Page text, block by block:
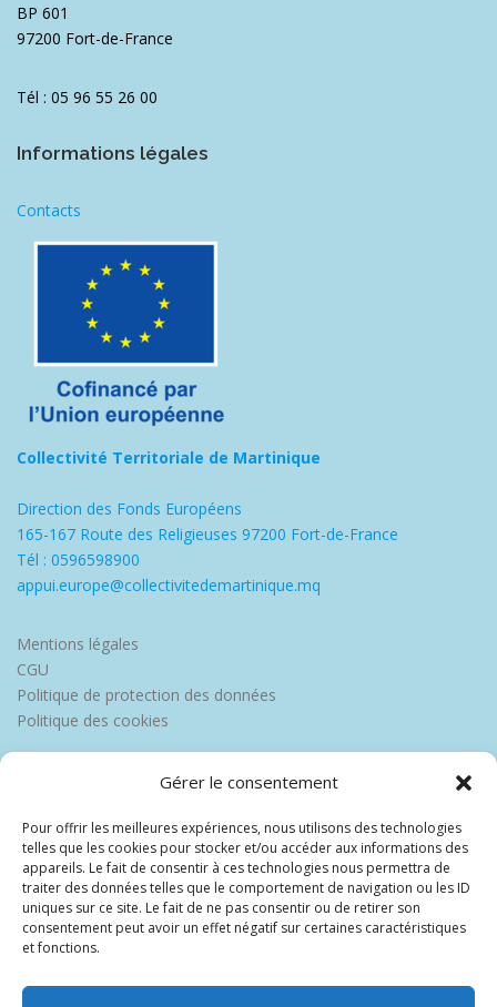
Gérer le consentement
Pour offrir les meilleures expériences, nous utilisons des technologies
telles que les cookies pour stocker et/ou accéder aux informations des
appareils. Le fait de consentir à ces technologies nous permettra de
traiter des données telles que le comportement de navigation ou les ID
uniques sur ce site. Le fait de ne pas consentir ou de retirer son
consentement peut avoir un effet négatif sur certaines caractéristiques
et fonctions.
BP 601
97200 Fort-de-France
Tél : 05 96 55 26 00
Informations légales
Contacts
Collectivité Territoriale de Martinique
Direction des Fonds Européens
165-167 Route des Religieuses 97200 Fort-de-France
Tél : 0596598900
appui.europe@collectivitedemartinique.mq
Mentions légales
CGU
Politique de protection des données
Politique des cookies